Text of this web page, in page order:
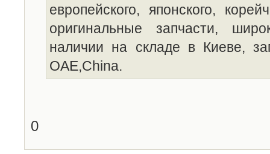
европейского, японского,
оригинальные запчасти,
наличии на складе в Киеве,
OAE,China.
0